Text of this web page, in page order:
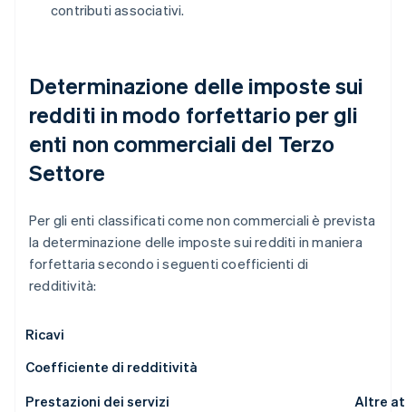
contributi associativi.
Determinazione delle imposte sui
redditi in modo forfettario per gli
enti non commerciali del Terzo
Settore
Per gli enti classificati come non commerciali è prevista
la determinazione delle imposte sui redditi in maniera
forfettaria secondo i seguenti coefficienti di
redditività:
Ricavi
Coefficiente di redditività
Prestazioni dei servizi
Altre